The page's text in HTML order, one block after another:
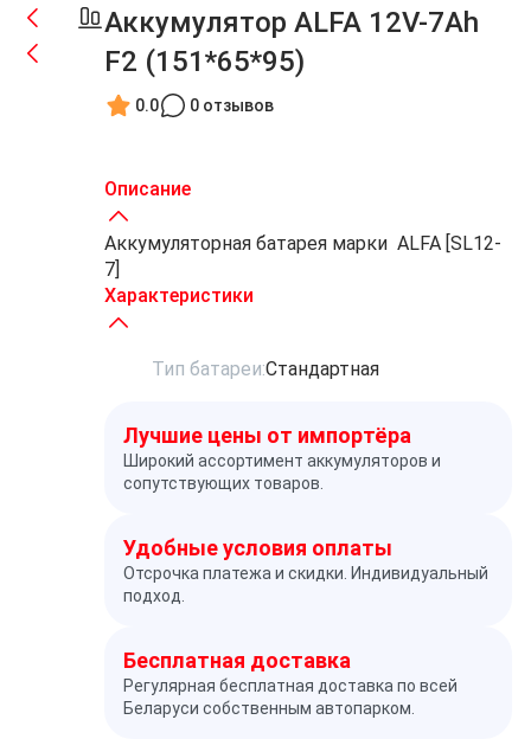
Аккумулятор ALFA 12V-7Ah
F2 (151*65*95)
0.0 0 отзывов
Описание
Аккумуляторная батарея марки ALFA [SL12-
7]
Характеристики
Тип батареи:Стандартная
Лучшие цены от импортёра
Широкий ассортимент аккумуляторов и
сопутствующих товаров.
Удобные условия оплаты
Отсрочка платежа и скидки. Индивидуальный
подход.
Бесплатная доставка
Регулярная бесплатная доставка по всей
Беларуси собственным автопарком.